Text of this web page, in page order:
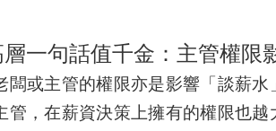
層一句話值千金：主管權限
闆或主管的權限亦是影響「談薪
管，在薪資決策上擁有的權限也